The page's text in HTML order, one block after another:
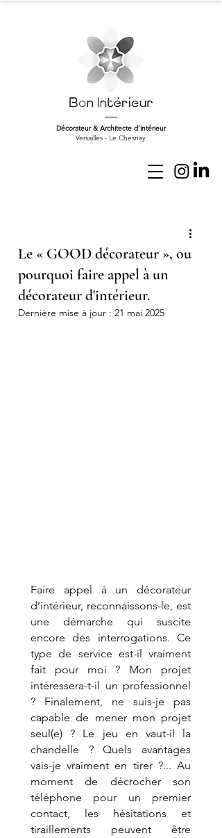
Décorateur & Architecte d'intérieur
Versailles - Le Chesnay
Le « GOOD décorateur », ou
pourquoi faire appel à un
décorateur d'intérieur.
Dernière mise à jour : 21 mai 2025
Faire appel à un décorateur
d’intérieur, reconnaissons-le, est
une démarche qui suscite
encore des interrogations. Ce
type de service est-il vraiment
fait pour moi ? Mon projet
intéressera-t-il un professionnel
? Finalement, ne suis-je pas
capable de mener mon projet
seul(e) ? Le jeu en vaut-il la
chandelle ? Quels avantages
vais-je vraiment en tirer ?... Au
moment de décrocher son
téléphone pour un premier
contact, les hésitations et
tiraillements peuvent être